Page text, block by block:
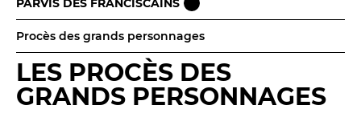
PARVIS DES FRANCISCAINS
Procès des grands personnages
LES PROCÈS DES
GRANDS PERSONNAGES